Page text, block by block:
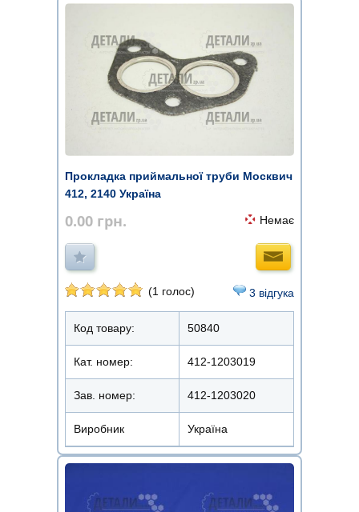
Прокладка приймальної труби Москвич
412, 2140 Україна
0.00 грн. Немає
(1 голос) 3 відгука
Код товару: 50840
Кат. номер: 412-1203019
Зав. номер: 412-1203020
Виробник Україна